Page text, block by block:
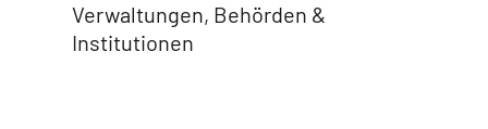
Verwaltungen, Behörden &
Institutionen